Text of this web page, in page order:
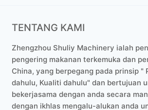
TENTANG KAMI
Zhengzhou Shuliy Machinery ialah
pengering makanan terkemuka dan
China, yang berpegang pada prinsip "
dahulu, Kualiti dahulu" dan bertujuan
bekerjasama dengan anda secara
dengan ikhlas mengalu-alukan anda